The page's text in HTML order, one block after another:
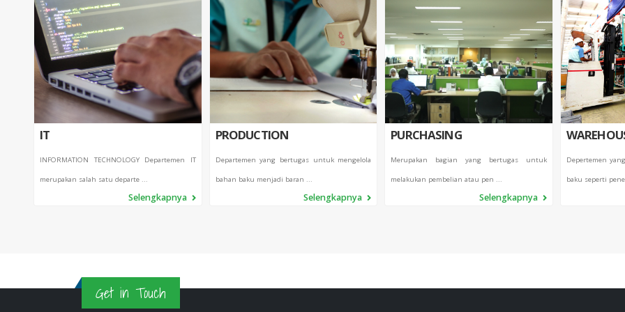
IT
INFORMATION TECHNOLOGY Departemen IT
merupakan salah satu departe ...
Selengkapnya
PRODUCTION
Departemen yang bertugas untuk mengelola
bahan baku menjadi baran ...
Selengkapnya
PURCHASING
Merupakan bagian yang bertugas untuk
melakukan pembelian atau pen ...
Selengkapnya
Depertemen
baku seperti
Get in Touch